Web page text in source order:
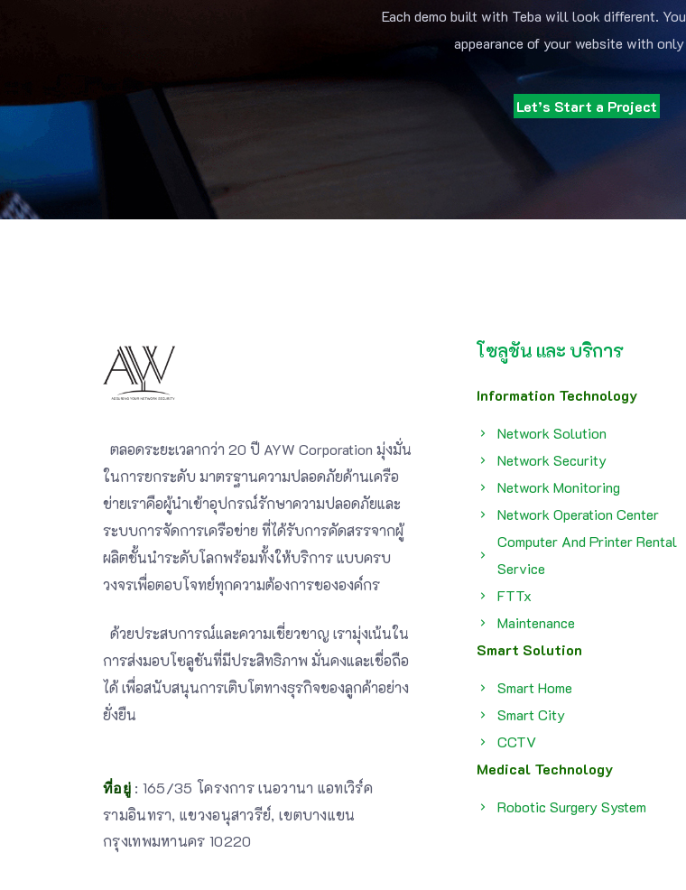
Let’s Start a Project
Each demo built with Teba will look different.
appearance of your website with
ตลอดระยะเวลากว่า 20 ปี AYW Corporation มุ่งมั่น
ในการยกระดับ มาตรฐานความปลอดภัยด้านเครือ
ข่ายเราคือผู้นำเข้าอุปกรณ์รักษาความปลอดภัยและ
ระบบการจัดการเครือข่าย ที่ได้รับการคัดสรรจากผู้
ผลิตชั้นนำระดับโลกพร้อมทั้งให้บริการ แบบครบ
วงจรเพื่อตอบโจทย์ทุกความต้องการขององค์กร
ด้วยประสบการณ์และความเชี่ยวชาญ เรามุ่งเน้นใน
การส่งมอบโซลูชันที่มีประสิทธิภาพ มั่นคงและเชื่อถือ
ได้ เพื่อสนับสนุนการเติบโตทางธุรกิจของลูกค้าอย่าง
ยั่งยืน
ที่อยู่: 165/35 โครงการ เนอวานา แอทเวิร์ค
รามอินทรา, แขวงอนุสาวรีย์, เขตบางแขน
กรุงเทพมหานคร 10220
โซลูชัน และ บริการ
Information Technology
Network Solution
Network Security
Network Monitoring
Network Operation Center
Computer And Printer Rental
Service
FTTx
Maintenance
Smart Solution
Smart Home
Smart City
CCTV
Medical Technology
Robotic Surgery System